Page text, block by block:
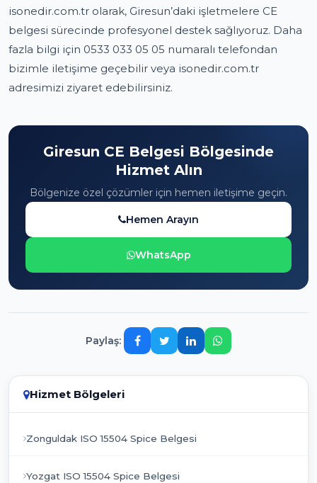
isonedir.com.tr olarak, Giresun’daki işletmelere CE
belgesi sürecinde profesyonel destek sağlıyoruz. Daha
fazla bilgi için 0533 033 05 05 numaralı telefondan
bizimle iletişime geçebilir veya isonedir.com.tr
adresimizi ziyaret edebilirsiniz.
Giresun CE Belgesi Bölgesinde
Hizmet Alın
Bölgenize özel çözümler için hemen iletişime geçin.
Hemen Arayın
WhatsApp
Paylaş:
Hizmet Bölgeleri
Zonguldak ISO 15504 Spice Belgesi
Yozgat ISO 15504 Spice Belgesi